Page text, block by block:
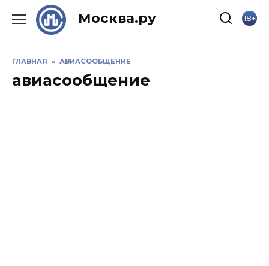
Москва.ру 18+
ГЛАВНАЯ » АВИАСООБЩЕНИЕ
авиасообщение